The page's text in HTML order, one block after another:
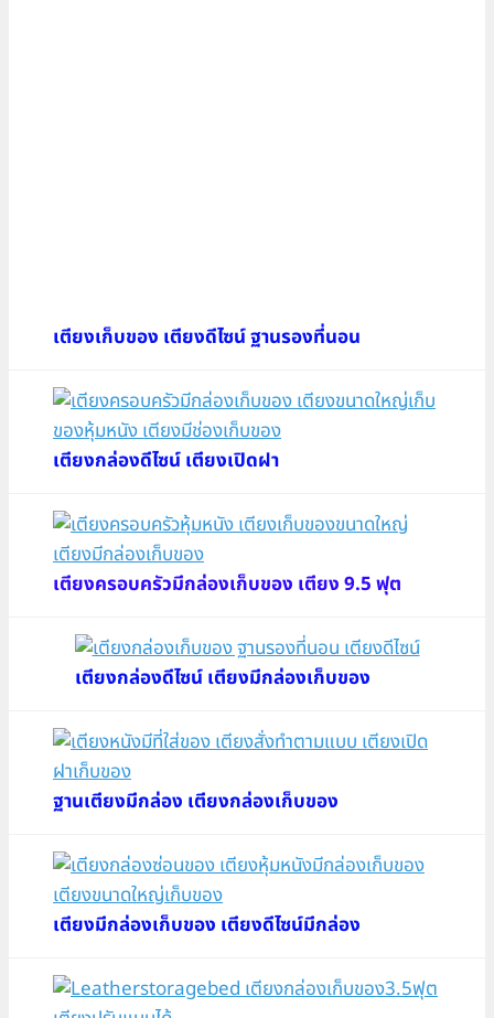
เตียงเก็บของ เตียงดีไซน์ ฐานรองที่นอน
เตียงกล่องดีไซน์ เตียงเปิดฝา
เตียงครอบครัวมีกล่องเก็บของ เตียง 9.5 ฟุต
เตียงกล่องดีไซน์ เตียงมีกล่องเก็บของ
ฐานเตียงมีกล่อง เตียงกล่องเก็บของ
เตียงมีกล่องเก็บของ เตียงดีไซน์มีกล่อง